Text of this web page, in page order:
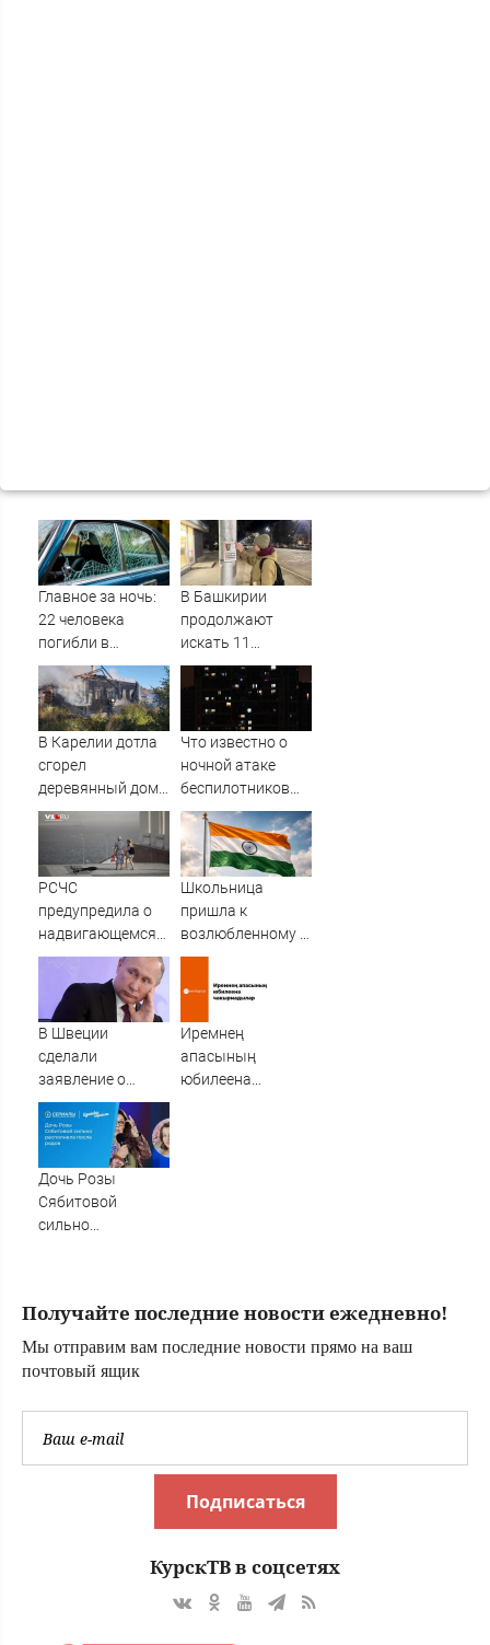
Главное за ночь:
22 человека
погибли в
страшном ДТП, а
россияне
жалуются на
отдых в Турции
В Башкирии
продолжают
искать 11
пропавших без
вести
В Карелии дотла
сгорел
деревянный дом
(ФОТО)
Что известно о
ночной атаке
беспилотников
ВСУ на
Воронежскую
область
РСЧС
предупредила о
надвигающемся
на Волгоградскую
область шторме
Школьница
пришла к
возлюбленному в
тюрьму с десятью
патронами в
кармане
В Швеции
сделали
заявление о
расчленении
России
Иремнең
апасының
юбилеена
Дочь Розы
Сябитовой
сильно
Получайте последние новости ежедневно!
Мы отправим вам последние новости прямо на ваш
почтовый ящик
Подписаться
КурскТВ в соцсетях